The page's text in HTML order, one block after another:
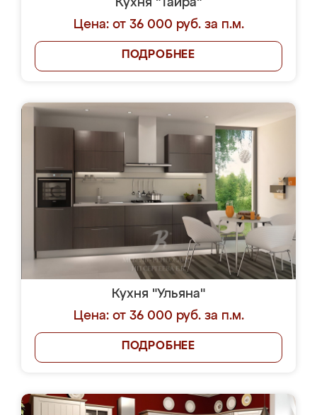
Кухня "Таира"
Цена: от 36 000 руб. за п.м.
ПОДРОБНЕЕ
Кухня "Ульяна"
Цена: от 36 000 руб. за п.м.
ПОДРОБНЕЕ